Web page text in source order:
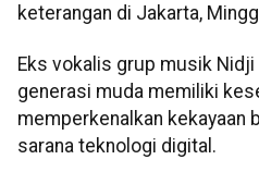
keterangan di Jakarta,
Eks vokalis grup musik
generasi muda memiliki
memperkenalkan kekayaan
sarana teknologi digital.